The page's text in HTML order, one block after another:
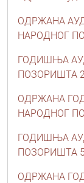
ОДРЖАНА
НАРОДНОГ
ГОДИШЊА
ПОЗОРИШТА
ОДРЖАНА
НАРОДНОГ
ГОДИШЊА
ПОЗОРИШТА
ОДРЖАНА